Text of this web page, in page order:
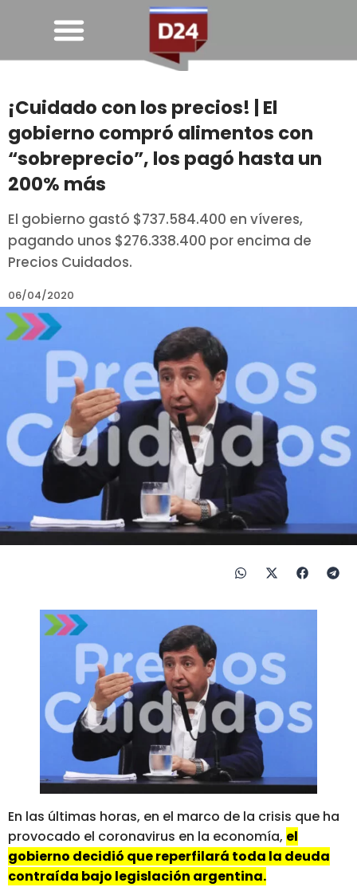
¡Cuidado con los precios! | El
gobierno compró alimentos con
“sobreprecio”, los pagó hasta un
200% más
El gobierno gastó $737.584.400 en víveres,
pagando unos $276.338.400 por encima de
Precios Cuidados.
06/04/2020
En las últimas horas, en el marco de la crisis que ha
provocado el coronavirus en la economía, el
gobierno decidió que reperfilará toda la deuda
contraída bajo legislación argentina.